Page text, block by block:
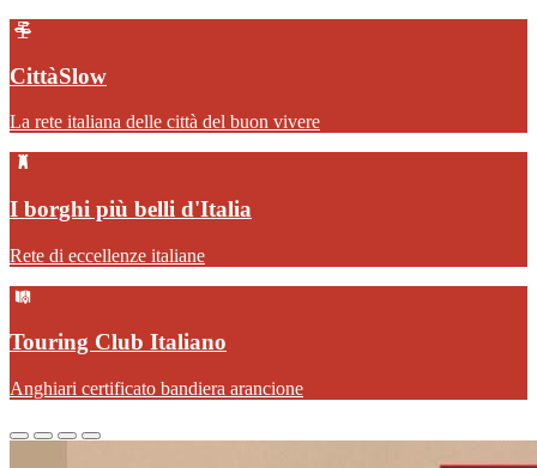
CittàSlow
La rete italiana delle città del buon vivere
I borghi più belli d'Italia
Rete di eccellenze italiane
Touring Club Italiano
Anghiari certificato bandiera arancione